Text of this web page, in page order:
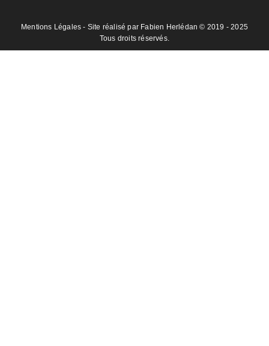
Mentions Légales - Site réalisé par Fabien Herlédan © 2019 - 2025
Tous droits réservés.